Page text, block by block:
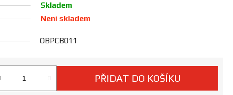
Skladem
Není skladem
OBPCB011
PŘIDAT DO KOŠÍKU